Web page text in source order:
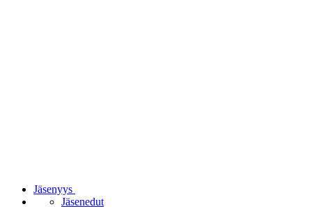
Jäsenyys
Jäsenedut